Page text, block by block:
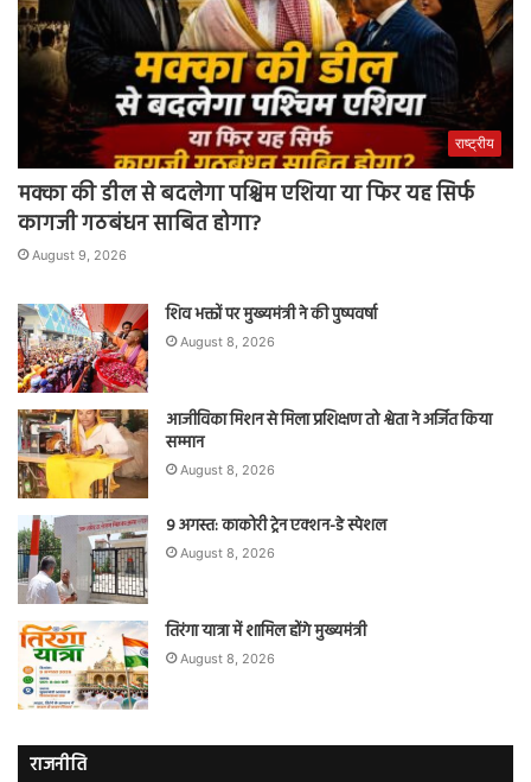
राष्ट्रीय
मक्का की डील से बदलेगा पश्चिम एशिया या फिर यह सिर्फ
कागजी गठबंधन साबित होगा?
August 9, 2026
शिव भक्तों पर मुख्यमंत्री ने की पुष्पवर्षा
August 8, 2026
आजीविका मिशन से मिला प्रशिक्षण तो श्वेता ने अर्जित किया
सम्मान
August 8, 2026
9 अगस्त: काकोरी ट्रेन एक्शन-डे स्पेशल
August 8, 2026
तिरंगा यात्रा में शामिल होंगे मुख्यमंत्री
August 8, 2026
राजनीति